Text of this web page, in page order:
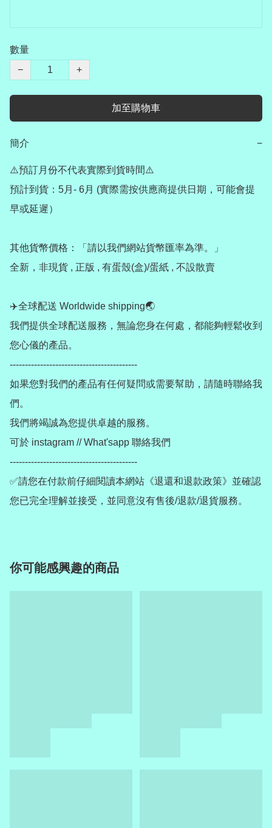
數量
−
+
加至購物車
簡介 −
⚠️預訂月份不代表實際到貨時間⚠️
預計到貨：5月- 6月 (實際需按供應商提供日期，可能會提
早或延遲）
其他貨幣價格：「請以我們網站貨幣匯率為準。」
全新，非現貨 , 正版 , 有蛋殼(盒)/蛋紙 , 不設散賣
✈️全球配送 Worldwide shipping🌏
我們提供全球配送服務，無論您身在何處，都能夠輕鬆收到
您心儀的產品。
------------------------------------------
如果您對我們的產品有任何疑問或需要幫助，請隨時聯絡我
們。
我們將竭誠為您提供卓越的服務。
可於 instagram // What'sapp 聯絡我們
------------------------------------------
✅請您在付款前仔細閱讀本網站《退還和退款政策》並確認
您已完全理解並接受，並同意沒有售後/退款/退貨服務。
你可能感興趣的商品